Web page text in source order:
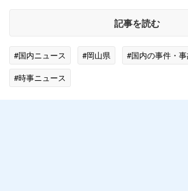
記事を読む
#国内ニュース #岡山県
#国内の事件・
#時事ニュース